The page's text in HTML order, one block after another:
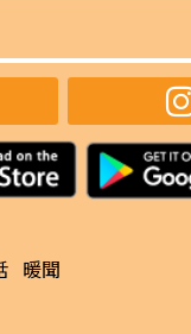
暖聞